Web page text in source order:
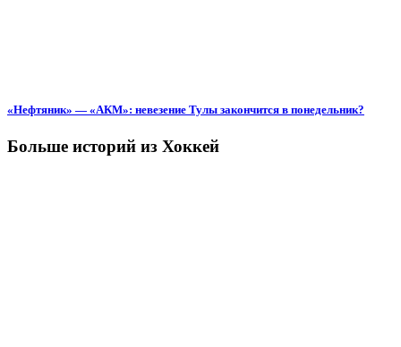
«Нефтяник» — «АКМ»: невезение Тулы закончится в понедельник?
Больше историй из Хоккей